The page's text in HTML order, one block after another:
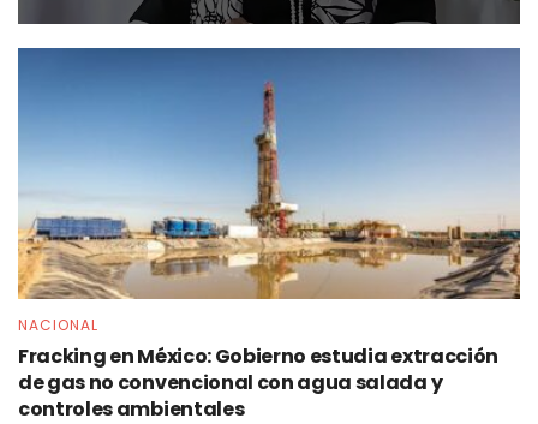
NACIONAL
Fracking en México: Gobierno estudia extracción
de gas no convencional con agua salada y
controles ambientales